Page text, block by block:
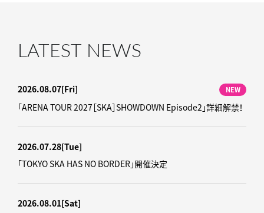
LATEST NEWS
2026.08.07[Fri] NEW
「ARENA TOUR 2027［SKA］SHOWDOWN Episode2」詳細解禁！
2026.07.28[Tue]
「TOKYO SKA HAS NO BORDER」開催決定
2026.08.01[Sat]